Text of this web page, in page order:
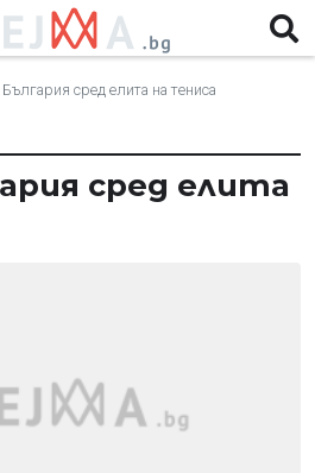
сред елита на тениса
сред елита